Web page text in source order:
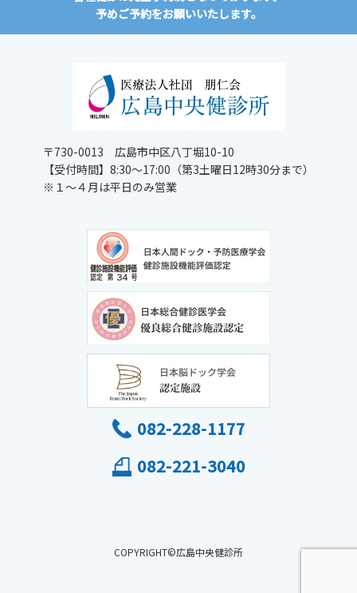
予めご予約をお願いいたします。
〒730-0013 広島市中区八丁堀10-10
【受付時間】8:30～17:00（第3土曜日12時30分まで）
※１～４月は平日のみ営業
082-228-1177
082-221-3040
COPYRIGHT©広島中央健診所